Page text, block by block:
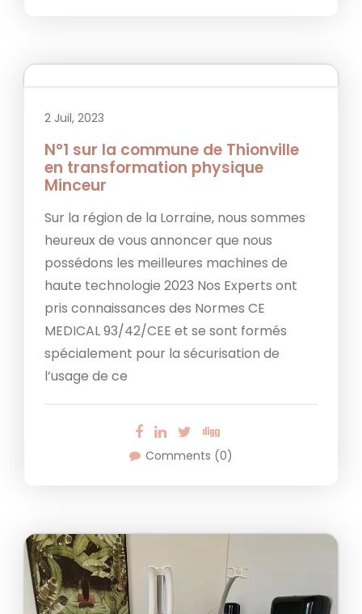
2 Juil, 2023
N°1 sur la commune de Thionville
en transformation physique
Minceur
Sur la région de la Lorraine, nous sommes
heureux de vous annoncer que nous
possédons les meilleures machines de
haute technologie 2023 Nos Experts ont
pris connaissances des Normes CE
MEDICAL 93/42/CEE et se sont formés
spécialement pour la sécurisation de
l’usage de ce
Comments (0)